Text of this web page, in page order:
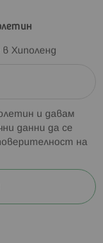
Хиполенд
и давам
данни да се
на